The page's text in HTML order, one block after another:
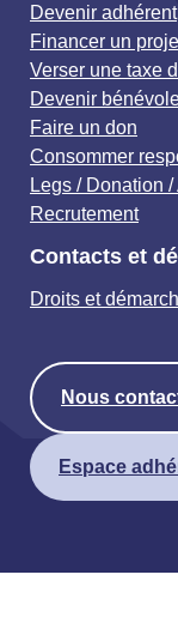
Devenir adhérent
Financer un
Verser une taxe
Devenir
Faire un don
Consommer
Legs / Donation
Recrutement
Contacts et
Droits et
Nous
Espace